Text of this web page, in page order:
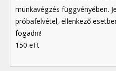
munkavégzés függvényében.
próbafelvétel, ellenkező
fogadni!
150 eFt